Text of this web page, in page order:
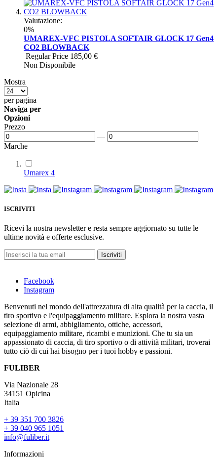
Valutazione:
0%
UMAREX-VFC PISTOLA SOFTAIR GLOCK 17 Gen4
CO2 BLOWBACK
Regular Price 185,00 €
Non Disponibile
Mostra
per pagina
Naviga per
Opzioni
Prezzo
—
Marche
Umarex 4
ISCRIVITI
Ricevi la nostra newsletter e resta sempre aggiornato su tutte le
ultime novità e offerte esclusive.
Iscriviti
Facebook
Instagram
Benvenuti nel mondo dell'attrezzatura di alta qualità per la caccia, il
tiro sportivo e l'equipaggiamento militare. Esplora la nostra vasta
selezione di armi, abbigliamento, ottiche, accessori,
equipaggiamento militare, ricambi e munizioni. Che tu sia un
appassionato di caccia, di tiro sportivo o di attività militari, troverai
tutto ciò di cui hai bisogno per i tuoi hobby e passioni.
FULIBER
Via Nazionale 28
34151 Opicina
Italia
+ 39 351 700 3826
+ 39 040 965 1051
info@fuliber.it
Informazioni